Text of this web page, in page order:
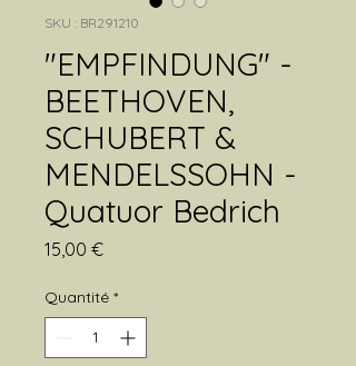
SKU : BR291210
"EMPFINDUNG" -
BEETHOVEN,
SCHUBERT &
MENDELSSOHN -
Quatuor Bedrich
15,00 €Prix
Quantité *